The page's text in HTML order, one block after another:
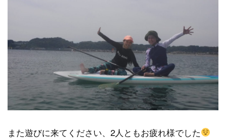
また遊びに来てください、2人ともお疲れ様でした